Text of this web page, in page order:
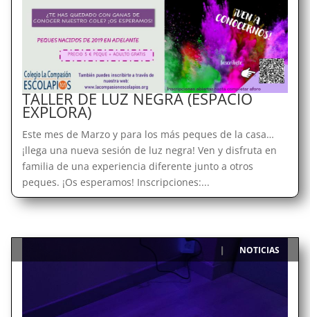
TALLER DE LUZ NEGRA (ESPACIO
EXPLORA)
Este mes de Marzo y para los más peques de la casa…
¡llega una nueva sesión de luz negra! Ven y disfruta en
familia de una experiencia diferente junto a otros
peques. ¡Os esperamos! Inscripciones:...
NOTICIAS